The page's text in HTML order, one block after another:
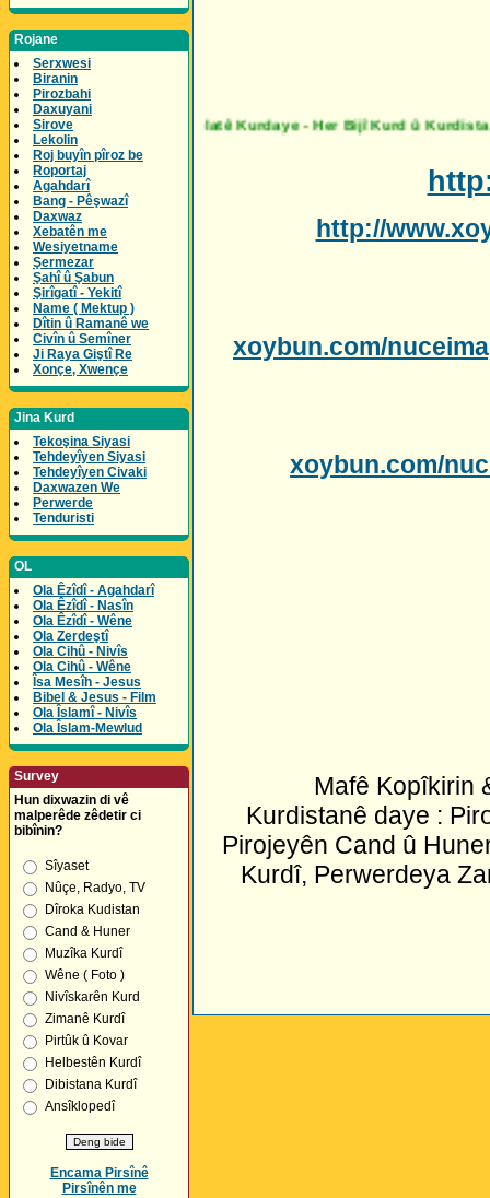
Rojane
Serxwesi
Biranin
Pirozbahi
Daxuyani
Sirove
Lekolin
Roj buyîn pîroz be
Roportaj
Agahdarî
Bang - Pêşwazî
Daxwaz
Xebatên me
Wesiyetname
Şermezar
Şahî û Şabun
Şirîgatî - Yekitî
Name ( Mektup )
Dîtin û Ramanê we
Civîn û Semîner
Ji Raya Giştî Re
Xonçe, Xwençe
Jina Kurd
Tekoşina Siyasi
Tehdeyîyen Siyasi
Tehdeyîyen Civaki
Daxwazen We
Perwerde
Tenduristi
OL
Ola Êzîdî - Agahdarî
Ola Êzîdî - Nasîn
Ola Êzîdî - Wêne
Ola Zerdeştî
Ola Cihû - Nivîs
Ola Cihû - Wêne
Îsa Mesîh - Jesus
Bibel & Jesus - Film
Ola Îslamî - Nivîs
Ola Îslam-Mewlud
Survey
Hun dixwazin di vê
malperêde zêdetir ci
bibînin?
Sîyaset
Nûçe, Radyo, TV
Dîroka Kudistan
Cand & Huner
Muzîka Kurdî
Wêne ( Foto )
Nivîskarên Kurd
Zimanê Kurdî
Pirtûk û Kovar
Helbestên Kurdî
Dibistana Kurdî
Ansîklopedî
Encama Pirsînê
Pirsînên me
http://
xoybun.com/
xoybun.com/
Mafê Kopîkirin
Kurdistanê daye :
Pirojeyên Cand û
Kurdî, Perwerdeya